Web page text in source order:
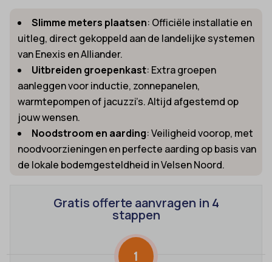
Slimme meters plaatsen: Officiële installatie en
uitleg, direct gekoppeld aan de landelijke systemen
van Enexis en Alliander.
Uitbreiden groepenkast: Extra groepen
aanleggen voor inductie, zonnepanelen,
warmtepompen of jacuzzi’s. Altijd afgestemd op
jouw wensen.
Noodstroom en aarding: Veiligheid voorop, met
noodvoorzieningen en perfecte aarding op basis van
de lokale bodemgesteldheid in Velsen Noord.
Gratis offerte aanvragen in 4
stappen
1